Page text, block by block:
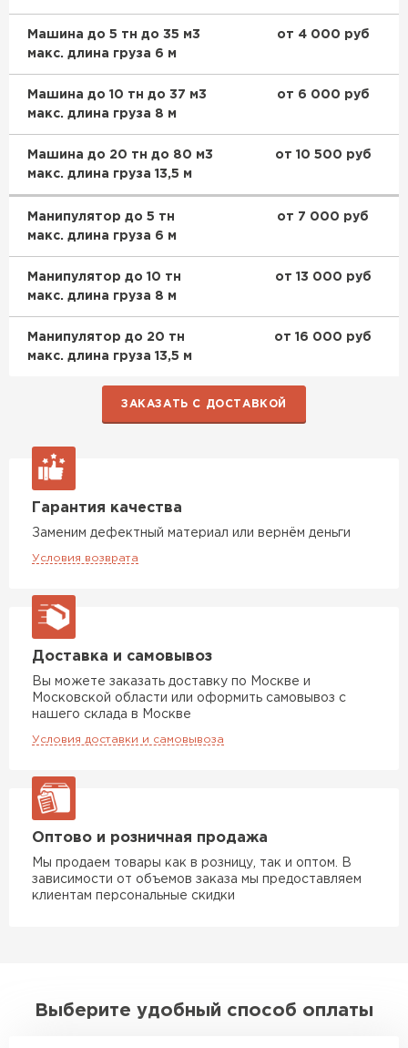
Машина до 5 тн до 35 м3
макс. длина груза 6 м
от 4 000 руб
Машина до 10 тн до 37 м3
макс. длина груза 8 м
от 6 000 руб
Машина до 20 тн до 80 м3
макс. длина груза 13,5 м
от 10 500 руб
Манипулятор до 5 тн
макс. длина груза 6 м
от 7 000 руб
Манипулятор до 10 тн
макс. длина груза 8 м
от 13 000 руб
Манипулятор до 20 тн
макс. длина груза 13,5 м
от 16 000 руб
ЗАКАЗАТЬ С ДОСТАВКОЙ
Гарантия качества
Заменим дефектный материал или вернём деньги
Условия возврата
Доставка и самовывоз
Вы можете заказать доставку по Москве и
Московской области или оформить самовывоз с
нашего склада в Москве
Условия доставки и самовывоза
Оптово и розничная продажа
Мы продаем товары как в розницу, так и оптом. В
зависимости от объемов заказа мы предоставляем
клиентам персональные скидки
Выберите удобный способ оплаты
Шифер
Водосточная система
ПЕРЕЙТИ